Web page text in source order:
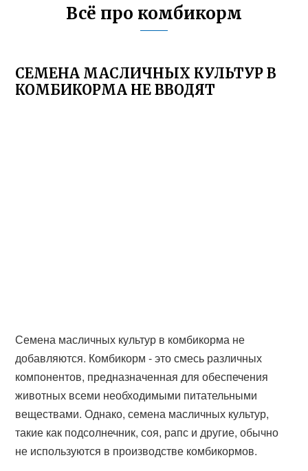
Всё про комбикорм
СЕМЕНА МАСЛИЧНЫХ КУЛЬТУР В
КОМБИКОРМА НЕ ВВОДЯТ
Семена масличных культур в комбикорма не
добавляются. Комбикорм - это смесь различных
компонентов, предназначенная для обеспечения
животных всеми необходимыми питательными
веществами. Однако, семена масличных культур,
такие как подсолнечник, соя, рапс и другие, обычно
не используются в производстве комбикормов.